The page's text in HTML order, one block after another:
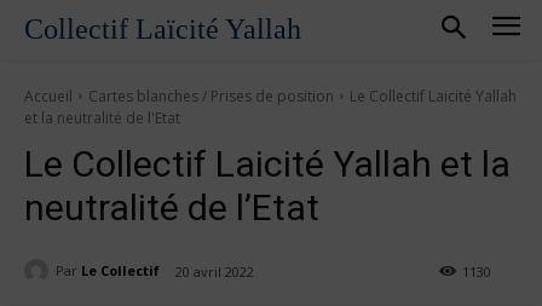
Collectif Laïcité Yallah
Accueil Cartes blanches / Prises de position
Le Collectif Laicité Yallah
et la neutralité de l'Etat
Le Collectif Laicité Yallah et la
neutralité de l’Etat
Par Le Collectif 20 avril 2022 1130